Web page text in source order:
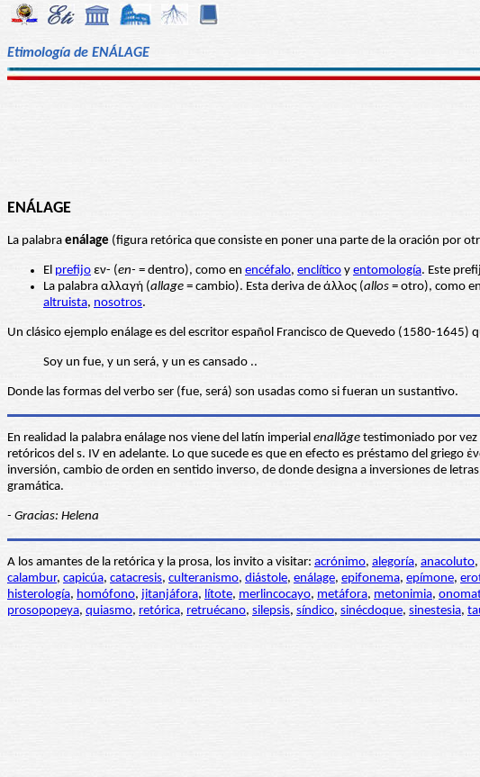
Etimología de ENÁLAGE
ENÁLAGE
La palabra enálage (figura retórica que consiste en poner una parte de la oración por
El prefijo εν- (en- = dentro), como en encéfalo, enclítico y entomología. Este
La palabra αλλαγή (allage = cambio). Esta deriva de άλλος ‎(allos = otro), como en
altruista, nosotros.
Un clásico ejemplo enálage es del escritor español Francisco de Quevedo (1580-1645)
Soy un fue, y un será, y un es cansado ..
Donde las formas del verbo ser (fue, será) son usadas como si fueran un sustantivo.
En realidad la palabra enálage nos viene del latín imperial enallăge testimoniado por vez
retóricos del s. IV en adelante. Lo que sucede es que en efecto es préstamo del
inversión, cambio de orden en sentido inverso, de donde designa a inversiones de
gramática.
- Gracias: Helena
A los amantes de la retórica y la prosa, los invito a visitar: acrónimo, alegoría, anacoluto,
calambur, capicúa, catacresis, culteranismo, diástole, enálage, epifonema, epímone,
histerología, homófono, jitanjáfora, lítote, merlincocayo, metáfora, metonimia,
prosopopeya, quiasmo, retórica, retruécano, silepsis, síndico, sinécdoque, sinestesia,